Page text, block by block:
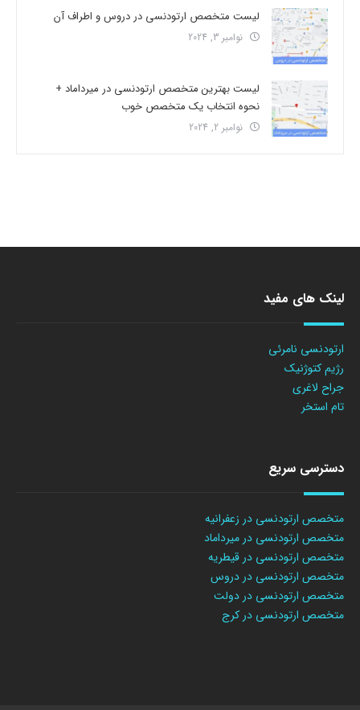
لیست متخصص ارتودنسی در دروس و اطراف آن
نوامبر 3, 2024
لیست بهترین متخصص ارتودنسی در میرداماد +
نحوه انتخاب یک متخصص خوب
نوامبر 2, 2024
لینک های مفید
ارتودنسی نامرئی
رژیم کتوژنیک
جراح لاغری
تام استخر
دسترسی سریع
متخصص ارتودنسی در زعفرانیه
متخصص ارتودنسی در میرداماد
متخصص ارتودنسی در قیطریه
متخصص ارتودنسی در دروس
متخصص ارتودنسی در دولت
متخصص ارتودنسی در کرج